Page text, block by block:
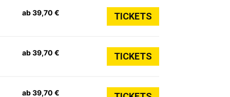
ab 39,70 € TICKETS
ab 39,70 € TICKETS
ab 39,70 €